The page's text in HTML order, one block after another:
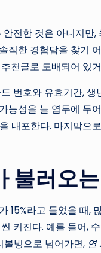
전한 것은 아니지
직한 경험담을 찾기
천글로 도배되어 있
번호와 유효기간,
능성을 늘 염두에
내포한다. 마지막으
불러오
15%라고 들었을 때,
커진다. 예를 들어,
빙으로 넘어가면, 연